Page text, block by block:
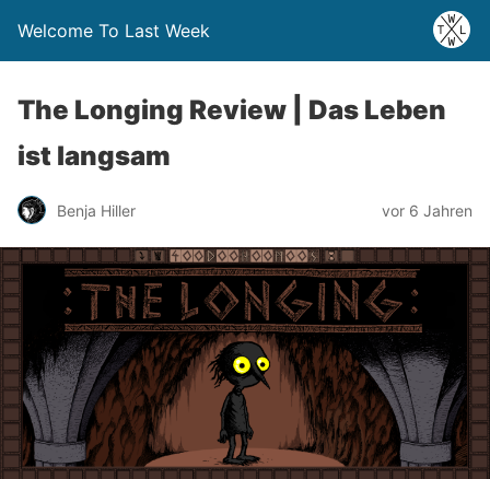
Welcome To Last Week
The Longing Review | Das Leben
ist langsam
Benja Hiller vor 6 Jahren